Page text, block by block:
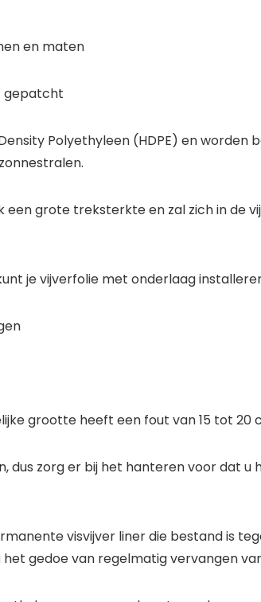
en maten
gepatcht
Polyethyleen (HDPE) en
een grote treksterkte en zal zich in
je vijverfolie met onderlaag
grootte heeft een fout van 15 tot 20
dus zorg er bij het hanteren voor dat
visvijver liner die bestand is
gedoe van regelmatig vervangen